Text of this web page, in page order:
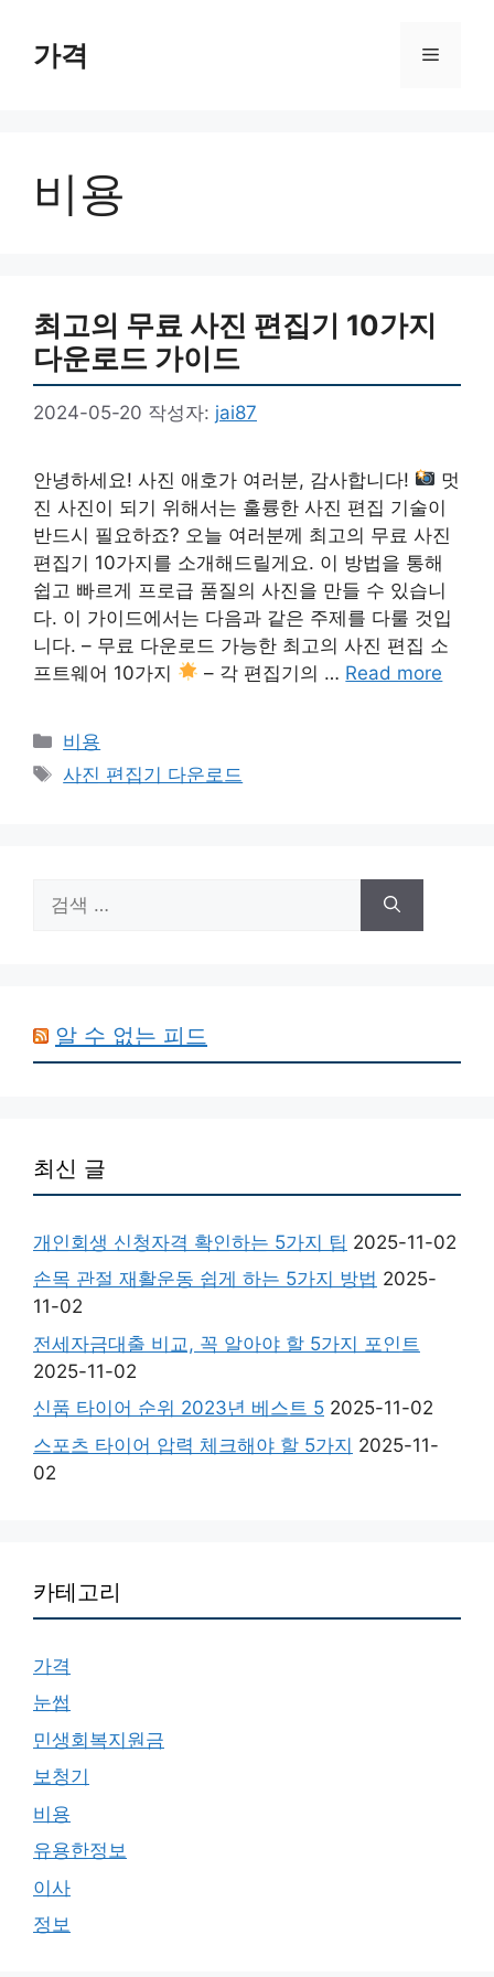
가격 메
비용
최고의 무료 사진 편집기 10가지
다운로드 가이드
2024-05-20 작성자: jai87
안녕하세요! 사진 애호가 여러분, 감사합니다!
멋
진 사진이 되기 위해서는 훌륭한 사진 편집 기술이
반드시 필요하죠? 오늘 여러분께 최고의 무료 사진
편집기 10가지를 소개해드릴게요. 이 방법을 통해
쉽고 빠르게 프로급 품질의 사진을 만들 수 있습니
다. 이 가이드에서는 다음과 같은 주제를 다룰 것입
니다. – 무료 다운로드 가능한 최고의 사진 편집 소
프트웨어 10가지
– 각 편집기의 … Read more
카
테
고
비용
태
사진 편집기 다운로드
색:
알 수 없는 피드
최신 글
개인회생 신청자격 확인하는 5가지 팁 2025-11-02
손목 관절 재활운동 쉽게 하는 5가지 방법 2025-
11-02
전세자금대출 비교, 꼭 알아야 할 5가지 포인트
2025-11-02
신품 타이어 순위 2023년 베스트 5 2025-11-02
스포츠 타이어 압력 체크해야 할 5가지 2025-11-
02
카테고리
가격
눈썹
민생회복지원금
보청기
비용
유용한정보
이사
정보